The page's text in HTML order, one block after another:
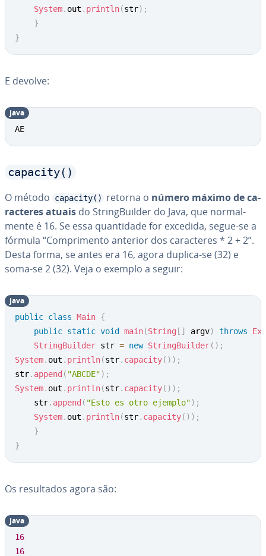
System. out . println(str) ;
}
}
E devolve:
AE
java
capacity()
O método capacity() retorna o número máximo de ca­
rac­te­res atuais do String­Buil­der do Java, que nor­mal­
mente é 16. Se essa quan­ti­dade for excedida, segue-se a
fórmula “Com­pri­mento anterior dos ca­rac­te­res * 2 + 2”.
Desta forma, se antes era 16, agora duplica-se (32) e
soma-se 2 (32). Veja o exemplo a seguir:
public class Main {
public static void main(String [ ] argv) throws
StringBuilder str = new StringBuilder( ) ;
System. out . println(str. capacity( ) ) ;
str. append ( "ABCDE") ;
System. out . println(str. capacity( ) ) ;
	str
. append ( "Esto es otro ejemplo") ;
System. out . println(str. capacity( ) ) ;
}
}
java
Os re­sul­ta­dos agora são:
16
16
java